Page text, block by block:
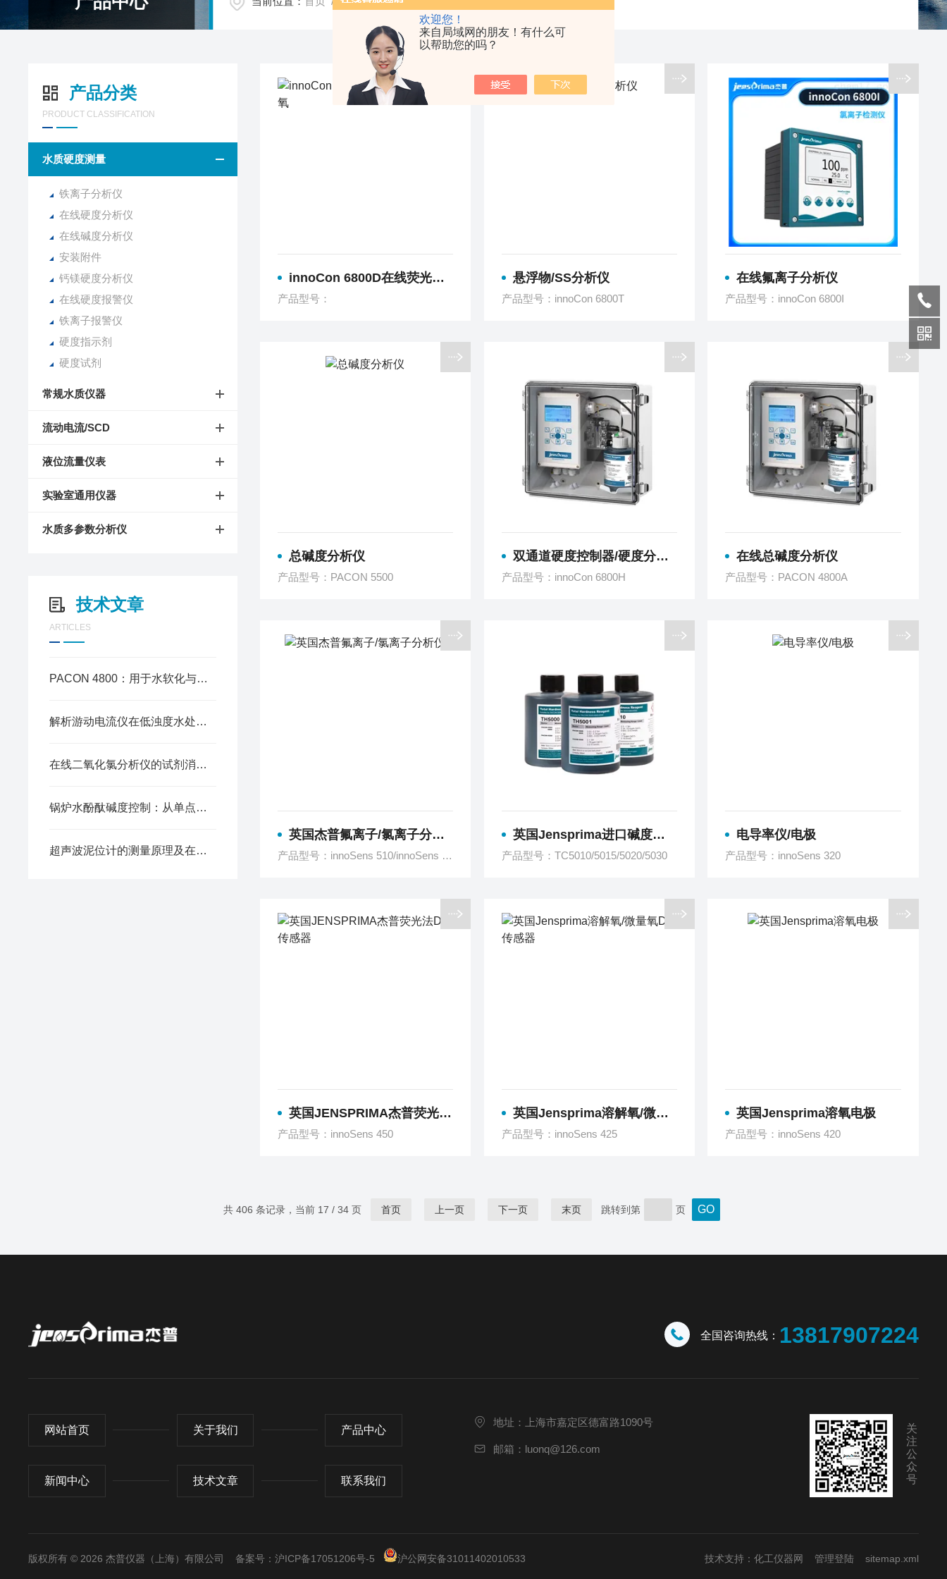
欢迎您！
来自局域网的朋友！有什么可
以帮助您的吗？
产品分类
PRODUCT CLASSIFICATION
水质硬度测量
铁离子分析仪
在线硬度分析仪
在线碱度分析仪
安装附件
钙镁硬度分析仪
在线硬度报警仪
铁离子报警仪
硬度指示剂
硬度试剂
常规水质仪器
流动电流/SCD
液位流量仪表
实验室通用仪器
水质多参数分析仪
技术文章
ARTICLES
PACON 4800：用于水软化与反渗透保护的在线硬度监测
解析游动电流仪在低浊度水处理中灵敏度下降的解决方案
在线二氧化氯分析仪的试剂消耗管理与节约策略
锅炉水酚酞碱度控制：从单点检测到趋势管理
超声波泥位计的测量原理及在污泥界面监测中的优势
innoCon 6800D在线荧光法溶解氧
产品型号：
悬浮物/SS分析仪
产品型号：innoCon 6800T
在线氟离子分析仪
产品型号：innoCon 6800I
总碱度分析仪
产品型号：PACON 5500
双通道硬度控制器/硬度分析仪
产品型号：innoCon 6800H
在线总碱度分析仪
产品型号：PACON 4800A
英国杰普氟离子/氯离子分析仪
产品型号：innoSens 510/innoSens 520
英国Jensprima进口碱度试剂
产品型号：TC5010/5015/5020/5030
电导率仪/电极
产品型号：innoSens 320
英国JENSPRIMA杰普荧光法DO传感器
产品型号：innoSens 450
英国Jensprima溶解氧/微量氧DO传感器
产品型号：innoSens 425
英国Jensprima溶氧电极
产品型号：innoSens 420
共 406 条记录，当前 17 / 34 页 首页 上一页 下一页 末页 跳转到第 页
全国咨询热线： 13817907224
网站首页 关于我们 产品中心
新闻中心 技术文章 联系我们
地址：上海市嘉定区德富路1090号
邮箱：luonq@126.com
关
注
公
众
号
版权所有 © 2026 杰普仪器（上海）有限公司 备案号：沪ICP备17051206号-5 沪公网安备31011402010533 技术支持： 化工仪器网 管理登陆 sitemap.xml